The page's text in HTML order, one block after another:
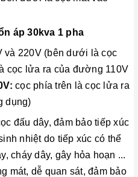
áp 30kva 1 pha
và 220V (bên dưới là cọc
cọc lửa ra của đường 110V
cọc phía trên là cọc lửa ra
dụng)
đấu dây, đảm bảo tiếp xúc
nhiệt do tiếp xúc có thể
cháy dây, gây hỏa hoạn ...
mát, dễ quan sát, đảm bảo